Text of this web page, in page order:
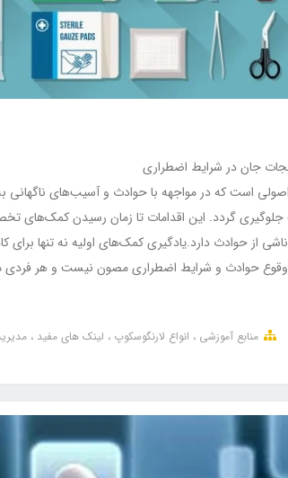
راهنمای جامع نجات جان
است که در مواجهه با حوادث و آسیب‌های
گردد. این اقدامات تا زمان رسیدن کمک‌های
حوادث دارد.یادگیری کمک‌های اولیه نه تنها برای
حوادث و شرایط اضطراری مصون نیست و هر فردی
منابع آموزشی انواع لارنگوسکوپ لینک های مفید